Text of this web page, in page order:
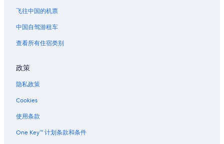
飞往中国的机票
中国自驾游租车
查看所有住宿类别
政策
隐私政策
Cookies
使用条款
One Key™ 计划条款和条件